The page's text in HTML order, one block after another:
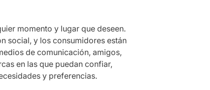
momento y lugar que deseen.
social, y los consumidores están
de comunicación, amigos,
en las que puedan confiar,
y preferencias.